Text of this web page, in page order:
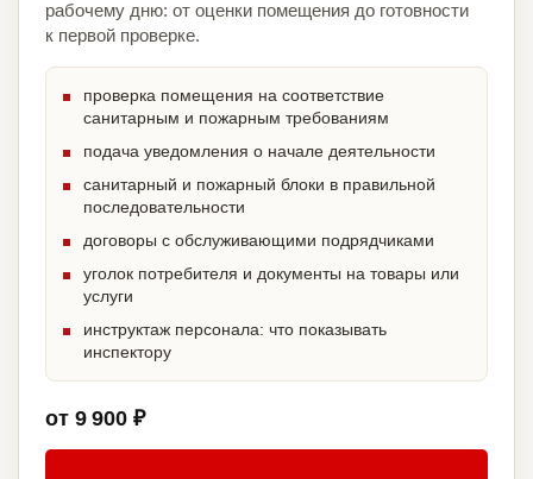
рабочему дню: от оценки помещения до готовности
к первой проверке.
проверка помещения на соответствие
санитарным и пожарным требованиям
подача уведомления о начале деятельности
санитарный и пожарный блоки в правильной
последовательности
договоры с обслуживающими подрядчиками
уголок потребителя и документы на товары или
услуги
инструктаж персонала: что показывать
инспектору
от 9 900 ₽